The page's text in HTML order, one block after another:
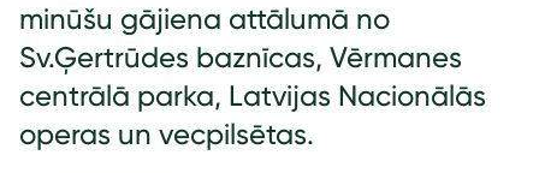
minūšu gājiena attālumā no
Sv.Ģertrūdes baznīcas, Vērmanes
centrālā parka, Latvijas Nacionālās
operas un vecpilsētas.